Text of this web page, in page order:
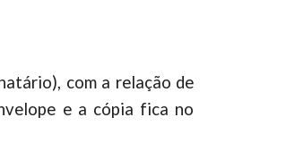
com a relação de
e a cópia fica no